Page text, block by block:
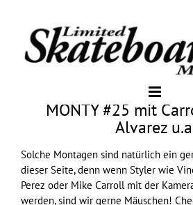
MONTY #25 mit
Alvarez
Solche Montagen sind natürlich ein
dieser Seite, denn wenn Styler wie
Perez oder Mike Carroll mit der
werden, sind wir gerne Mäuschen!